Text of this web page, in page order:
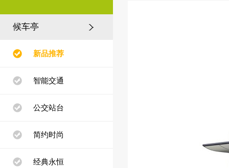
候车亭
新品推荐
智能交通
公交站台
简约时尚
经典永恒